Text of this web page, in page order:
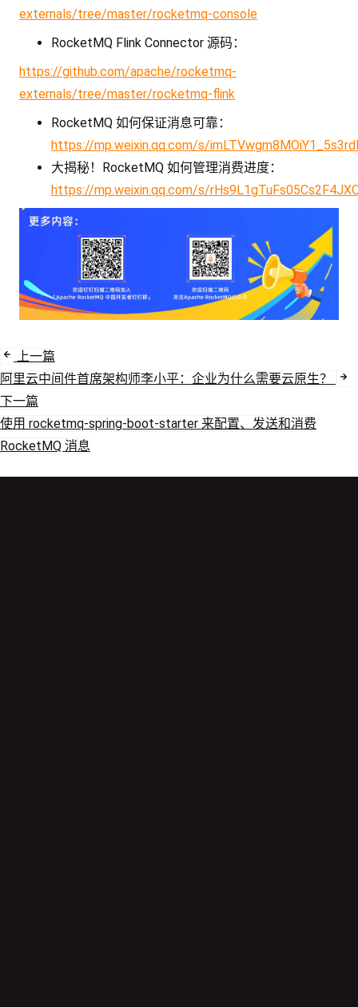
externals/tree/master/rocketmq-console
RocketMQ Flink Connector 源码：
https://github.com/apache/rocketmq-
externals/tree/master/rocketmq-flink
RocketMQ 如何保证消息可靠：
https://mp.weixin.qq.com/s/
大揭秘！RocketMQ 如何管理消费进度：
https://mp.weixin.qq.com/s/
上一篇
阿里云中间件首席架构师李小平：企业为什么需要云原生？
下一篇
使用 rocketmq-spring-boot-starter 来配置、发送和消费
RocketMQ 消息